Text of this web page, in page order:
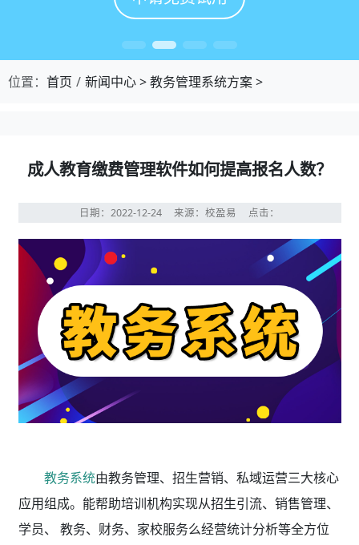
位置： 首页 新闻中心>教务管理系统方案>
成人教育缴费管理软件如何提高报名人数？
日期：2022-12-24 来源：校盈易 点击：
教务系统由教务管理、招生营销、私域运营三大核心
应用组成。能帮助培训机构实现从招生引流、销售管理、
学员、 教务、财务、家校服务么经营统计分析等全方位